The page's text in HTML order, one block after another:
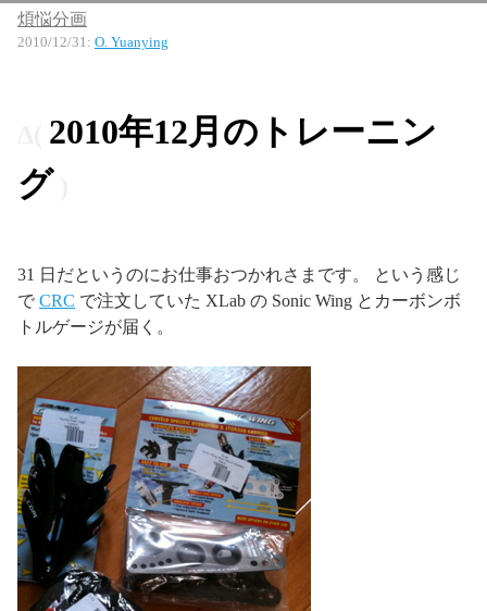
煩悩分画
2010/12/31: O. Yuanying
2010年12月のトレーニン
グ
31 日だというのにお仕事おつかれさまです。 という感じ
で CRC で注文していた XLab の Sonic Wing とカーボンボ
トルゲージが届く。